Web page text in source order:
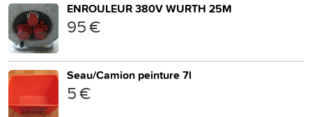
ENROULEUR 380V WURTH 25M
95 €
Seau/Camion peinture 7l
5 €